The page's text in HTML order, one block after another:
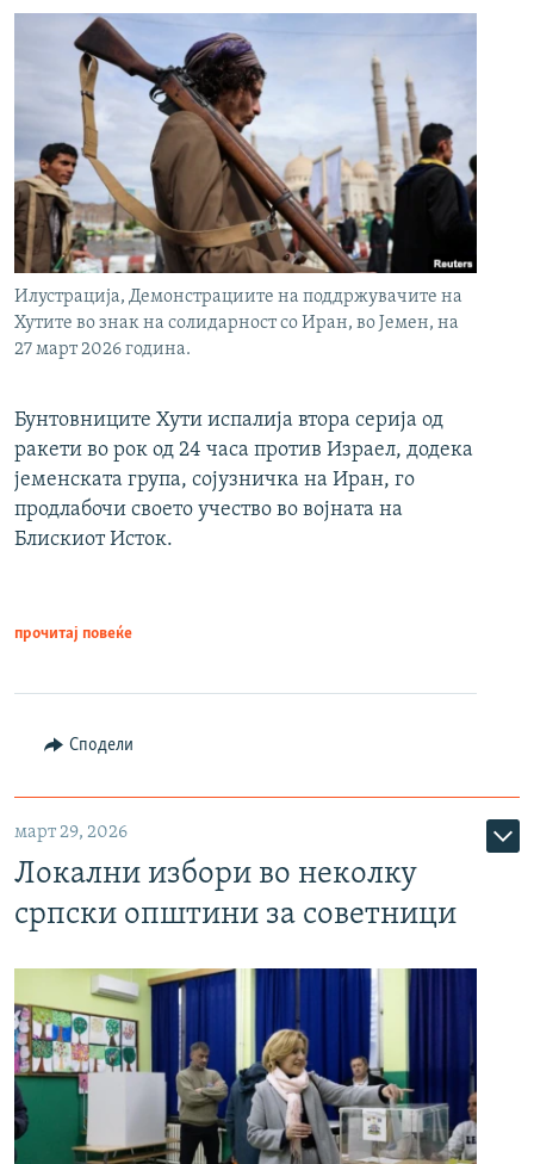
Илустрација, Демонстрациите на поддржувачите на
Хутите во знак на солидарност со Иран, во Јемен, на
27 март 2026 година.
Бунтовниците Хути испалија втора серија од
ракети во рок од 24 часа против Израел, додека
јеменската група, сојузничка на Иран, го
продлабочи своето учество во војната на
Блискиот Исток.
прочитај повеќе
Сподели
март 29, 2026
Локални избори во неколку
српски општини за советници